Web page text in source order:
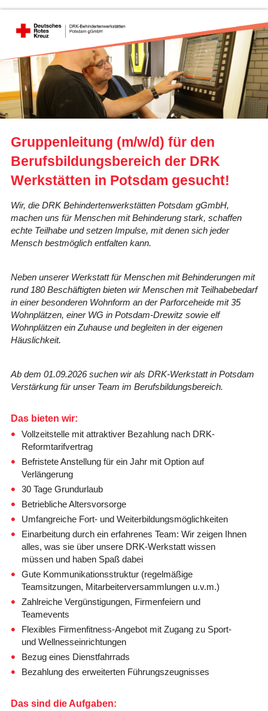
Gruppenleitung (m/w/d) für den
Berufsbildungsbereich der DRK
Werkstätten in Potsdam gesucht!
Wir, die DRK Behindertenwerkstätten Potsdam gGmbH,
machen uns für Menschen mit Behinderung stark, schaffen
echte Teilhabe und setzen Impulse, mit denen sich jeder
Mensch bestmöglich entfalten kann.
Neben unserer Werkstatt für Menschen mit Behinderungen mit
rund 180 Beschäftigten bieten wir Menschen mit Teilhabebedarf
in einer besonderen Wohnform an der Parforceheide mit 35
Wohnplätzen, einer WG in Potsdam-Drewitz sowie elf
Wohnplätzen ein Zuhause und begleiten in der eigenen
Häuslichkeit.
Ab dem 01.09.2026 suchen wir als DRK-Werkstatt in Potsdam
Verstärkung für unser Team im Berufsbildungsbereich.
Das bieten wir:
Vollzeitstelle mit attraktiver Bezahlung nach DRK-
Reformtarifvertrag
Befristete Anstellung für ein Jahr mit Option auf
Verlängerung
30 Tage Grundurlaub
Betriebliche Altersvorsorge
Umfangreiche Fort- und Weiterbildungsmöglichkeiten
Einarbeitung durch ein erfahrenes Team: Wir zeigen Ihnen
alles, was sie über unsere DRK-Werkstatt wissen
müssen und haben Spaß dabei
Gute Kommunikationsstruktur (regelmäßige
Teamsitzungen, Mitarbeiterversammlungen u.v.m.)
Zahlreiche Vergünstigungen, Firmenfeiern und
Teamevents
Flexibles Firmenfitness-Angebot mit Zugang zu Sport-
und Wellnesseinrichtungen
Bezug eines Dienstfahrrads
Bezahlung des erweiterten Führungszeugnisses
Das sind die Aufgaben: